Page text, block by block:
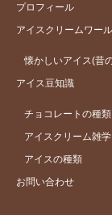
プロフィール
アイスクリームワー
懐かしいアイス(昔
アイス豆知識
チョコレートの種類
アイスクリーム雑学
アイスの種類
お問い合わせ